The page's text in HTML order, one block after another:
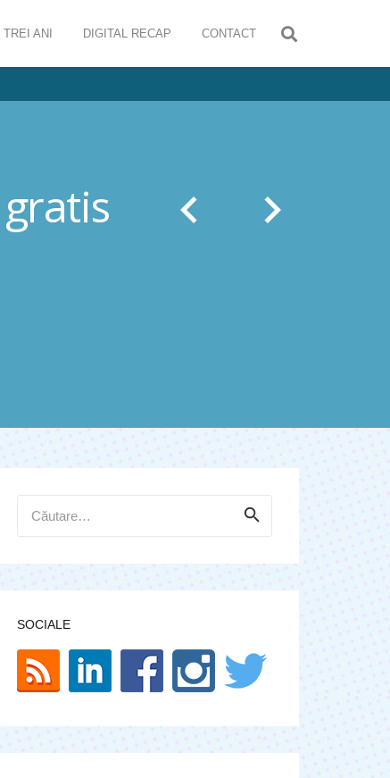
TREI ANI DIGITAL RECAP CONTACT
după:
SOCIALE